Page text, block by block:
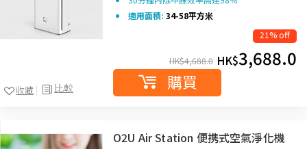
比較
收藏
適用面積: 34-58平方米
21% off
HK$4,688.0 HK$3,688.0
購買
O2U Air Station 便携式空氣淨化機